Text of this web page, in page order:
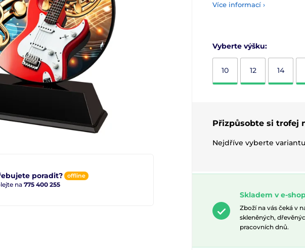
poradit? offline
na 775 400 255
Více informací ›
Vyberte výšku:
10 12 14
Přizpůsobte si trofej
Nejdříve vyberte variantu
Skladem v e-
Zboží na vás čeká v
skleněných,
pracovních dnů.